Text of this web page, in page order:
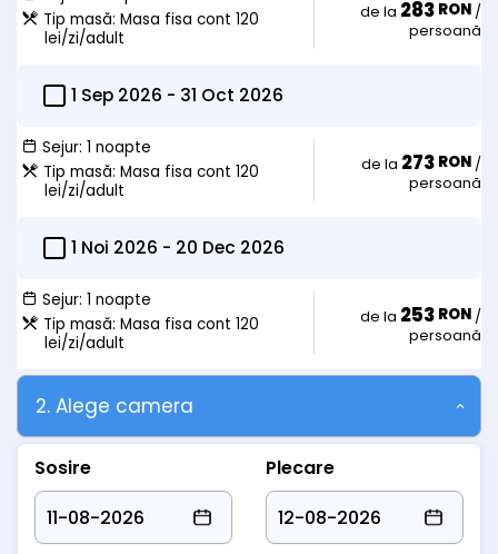
- pensiune completa meniu fix adulti = 80 lei/zi/adult
- pensiune completa meniu fix copii = 50 lei/zi/copil
- bonuri valorice Restaurant Intim (peste stradă) = 120
- bonuri valorice Restaurant Intim (peste stradă) = 60
• Tarife copii:
Copii 0-6 ani
- optional cazare in pat suplimentar = 50 lei/zi
- mic dejun = 22.5 lei/zi
- masa fisa cont Restaurant Intim = 60 lei/zi
Copii 7-14 ani
- mic dejun = 22.5 lei/zi
- meniu fix pensiune completa = 50 lei/zi
- masa fisa cont Restaurant Intim = 60 lei/zi
Tip masă: Masa fisa cont 120
lei/zi/adult
de la 283 RON /
persoană
1 Sep 2026 - 31 Oct 2026
Sejur: 1 noapte
Tip masă: Masa fisa cont 120
lei/zi/adult
de la 273 RON /
persoană
1 Noi 2026 - 20 Dec 2026
Sejur: 1 noapte
Tip masă: Masa fisa cont 120
lei/zi/adult
de la 253 RON /
persoană
2. Alege camera
Sosire Plecare